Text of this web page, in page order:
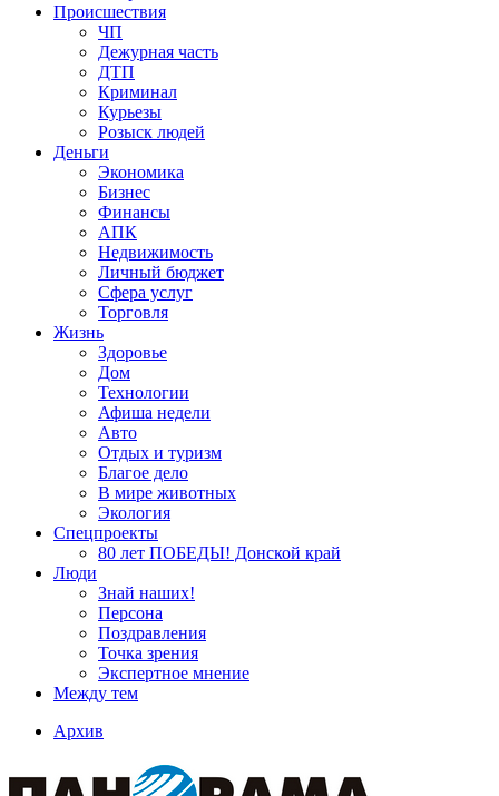
Происшествия
ЧП
Дежурная часть
ДТП
Криминал
Курьезы
Розыск людей
Деньги
Экономика
Бизнес
Финансы
АПК
Недвижимость
Личный бюджет
Сфера услуг
Торговля
Жизнь
Здоровье
Дом
Технологии
Афиша недели
Авто
Отдых и туризм
Благое дело
В мире животных
Экология
Спецпроекты
80 лет ПОБЕДЫ! Донской край
Люди
Знай наших!
Персона
Поздравления
Точка зрения
Экспертное мнение
Между тем
Архив